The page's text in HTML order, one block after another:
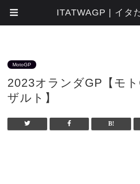
MotoGP
2023オランダGP【モト
ザルト】
ITATWAGP | イタ